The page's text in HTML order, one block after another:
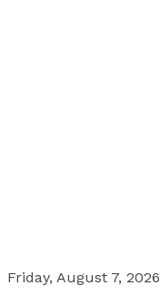
Friday, August 7, 2026